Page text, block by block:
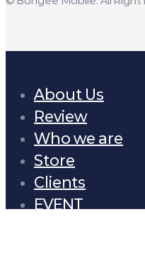
About Us
Review
Who we are
Store
Clients
EVENT